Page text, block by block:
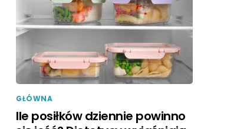
GŁÓWNA
Ile posiłków dziennie powinno